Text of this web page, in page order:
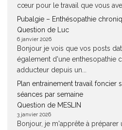
cœur pour le travail que vous
Pubalgie – Enthésopathie
Question de Luc
6 janvier 2026
Bonjour je vois que vos posts
également d'une enthesopathie
adducteur depuis un...
Plan entrainement travail foncier
séances par semaine
Question de MESLIN
3 janvier 2026
Bonjour, je m'apprête à préparer